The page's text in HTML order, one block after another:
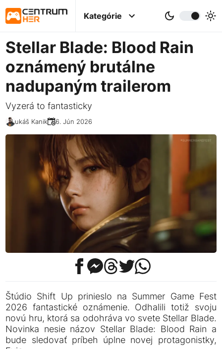
Kategórie
Stellar Blade: Blood Rain
oznámený brutálne
nadupaným trailerom
Vyzerá to fantasticky
Lukáš Kanik 06. Jún 2026
Štúdio Shift Up prinieslo na Summer Game Fest
2026 fantastické oznámenie. Odhalili totiž svoju
novú hru, ktorá sa odohráva vo svete Stellar Blade.
Novinka nesie názov Stellar Blade: Blood Rain a
bude sledovať príbeh úplne novej protagonistky,